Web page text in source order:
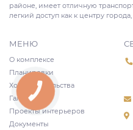
районе, имеет отличную
легкий доступ как к центру
МЕНЮ
О комплексе
Планировки
Ход строительства
Галерея
Проекты интерьеров
Документы
КНОПКА
СВЯЗИ